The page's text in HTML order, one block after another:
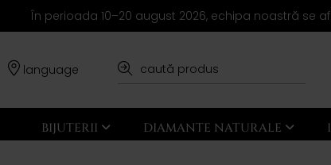
În perioada 10–20 august 2026, echipa noastră se
language
BIJUTERII DIAMANTE NATURALE